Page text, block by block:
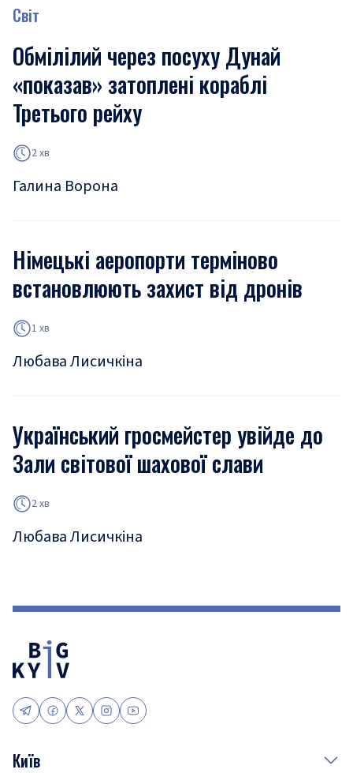
Світ
Обмілілий через посуху Дунай
«показав» затоплені кораблі
Третього рейху
2 хв
Галина Ворона
Німецькі аеропорти терміново
встановлюють захист від дронів
1 хв
Любава Лисичкіна
Український гросмейстер увійде до
Зали світової шахової слави
2 хв
Любава Лисичкіна
Київ